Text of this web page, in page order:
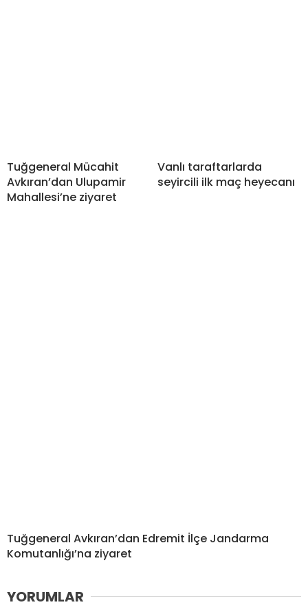
Tuğgeneral Mücahit
Avkıran’dan Ulupamir
Mahallesi’ne ziyaret
Vanlı taraftarlarda
seyircili ilk maç heyecanı
Tuğgeneral Avkıran’dan Edremit İlçe Jandarma
Komutanlığı’na ziyaret
YORUMLAR